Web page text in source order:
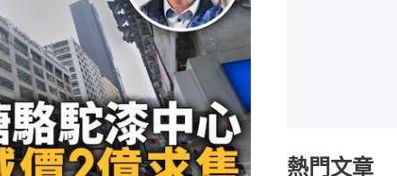
熱門文章